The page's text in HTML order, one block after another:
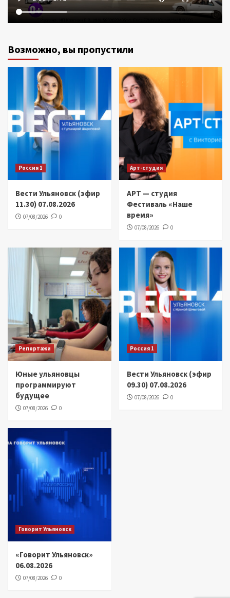
Возможно, вы пропустили
Россия 1
Вести Ульяновск (эфир
11.30) 07.08.2026
07/08/2026 0
Арт-студия
АРТ — студия
Фестиваль «Наше
время»
07/08/2026 0
Репортажи
Юные ульяновцы
программируют
будущее
07/08/2026 0
Россия 1
Вести Ульяновск (эфир
09.30) 07.08.2026
07/08/2026 0
Говорит Ульяновск
«Говорит Ульяновск»
06.08.2026
07/08/2026 0